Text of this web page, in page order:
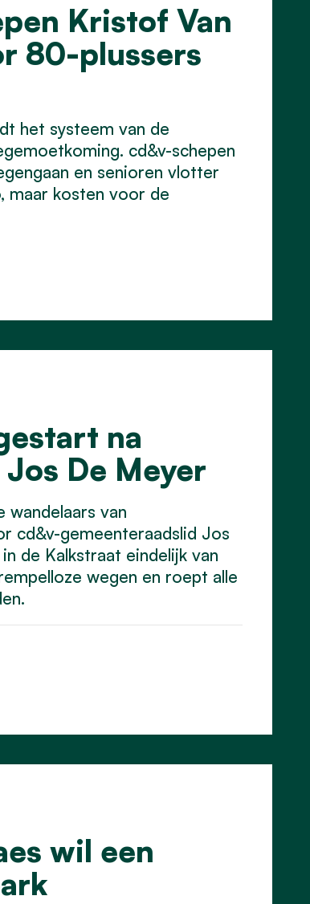
Kristof Van
80-plussers
het systeem van de
cd&v-schepen
en senioren vlotter
maar kosten voor de
na
De Meyer
van
cd&v-gemeenteraadslid Jos
de Kalkstraat eindelijk van
wegen en roept alle
wil een